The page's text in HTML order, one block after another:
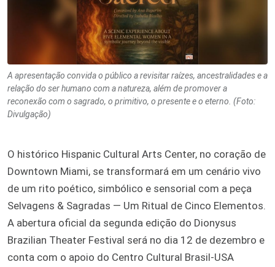
A apresentação convida o público a revisitar raízes, ancestralidades e a
relação do ser humano com a natureza, além de promover a
reconexão com o sagrado, o primitivo, o presente e o eterno. (Foto:
Divulgação)
O histórico Hispanic Cultural Arts Center, no coração de
Downtown Miami, se transformará em um cenário vivo
de um rito poético, simbólico e sensorial com a peça
Selvagens & Sagradas — Um Ritual de Cinco Elementos.
A abertura oficial da segunda edição do Dionysus
Brazilian Theater Festival será no dia 12 de dezembro e
conta com o apoio do Centro Cultural Brasil-USA